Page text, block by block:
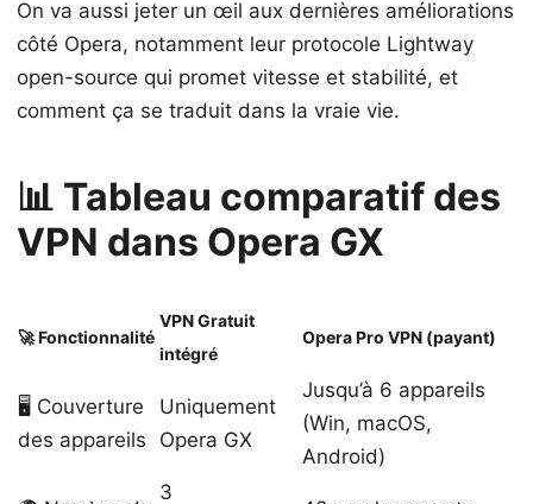
On va aussi jeter un œil aux dernières améliorations
côté Opera, notamment leur protocole Lightway
open-source qui promet vitesse et stabilité, et
comment ça se traduit dans la vraie vie.
📊 Tableau comparatif des
VPN dans Opera GX
🚀 Fonctionnalité
VPN Gratuit
intégré
Opera Pro VPN (payant)
🖥️ Couverture
des appareils
Uniquement
Opera GX
Jusqu’à 6 appareils
(Win, macOS,
Android)
3